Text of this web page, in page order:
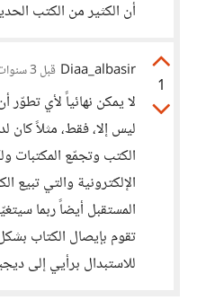
أن الكثير من الكتب
1
Diaa_albasir قبل 3 سنوات
لا يمكن نهائياً لأي
ليس إلا، فقط، مثلاً
الكتب وتجمّع المكتبات
الإلكترونية والتي
المستقبل أيضاً ربما
تقوم بإيصال الكتاب
للاستبدال برأيي إلى